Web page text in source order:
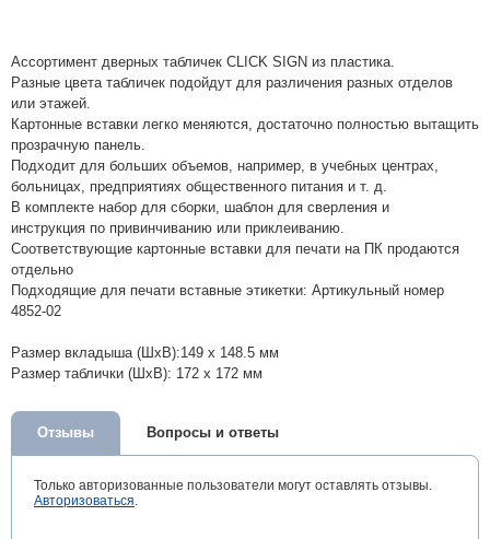
Ассортимент дверных табличек CLICK SIGN из пластика.
Разные цвета табличек подойдут для различения разных отделов
или этажей.
Картонные вставки легко меняются, достаточно полностью вытащить
прозрачную панель.
Подходит для больших объемов, например, в учебных центрах,
больницах, предприятиях общественного питания и т. д.
В комплекте набор для сборки, шаблон для сверления и
инструкция по привинчиванию или приклеиванию.
Соответствующие картонные вставки для печати на ПК продаются
отдельно
Подходящие для печати вставные этикетки: Артикульный номер
4852-02
Размер вкладыша (ШхВ):149 х 148.5 мм
Размер таблички (ШхВ): 172 х 172 мм
Отзывы Вопросы и ответы
Только авторизованные пользователи могут оставлять отзывы.
Авторизоваться.